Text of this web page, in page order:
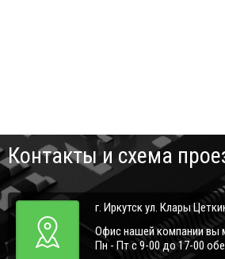
Контакты и схема
г. Иркутск ул. Клары
Офис нашей компании вы
Пн - Пт с 9-00 до 17-00